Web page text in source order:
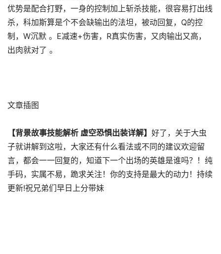
优势是配合打野，一身的控制加上斩杀技能，很容易打出线
杀，科加斯算是个不会缺输出的法坦，被动回复，Q的控
制，W沉默 。E减速+伤害，R真实伤害，又肉输出又高，
出肉就对了 。
文章插图
【背景故事技能解析 虚空恐惧出装详解】 好了，关于大虫
子就讲解到这啦，大家还有什么看法或不同的建议欢迎留
言，都会一一回复的，知道下一个出场的英雄是谁吗？！纯
手码，实属不易，跪求关注！你的支持是最大的动力！持续
更新!祝兄弟们早日上分带妹